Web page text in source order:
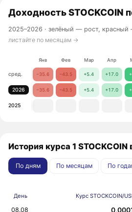
ДоходностьSTOCKCOIN
2025–2026 ·зелёный — рост, красный
листайте по месяцам →
Янв Фев Мар Апр
сред. −35.6 −43.5 +5.4 +17.0
2026 −35.6 −43.5 +5.4 +17.0
2025
История курса 1 STOCKCOIN
По дням По месяцам По
День Курс STOCKCOIN/
08.08